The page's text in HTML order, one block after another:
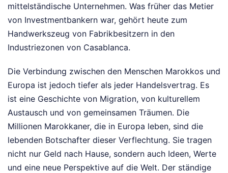
mittelständische Unternehmen. Was früher das Metier
von Investmentbankern war, gehört heute zum
Handwerkszeug von Fabrikbesitzern in den
Industriezonen von Casablanca.
Die Verbindung zwischen den Menschen Marokkos und
Europa ist jedoch tiefer als jeder Handelsvertrag. Es
ist eine Geschichte von Migration, von kulturellem
Austausch und von gemeinsamen Träumen. Die
Millionen Marokkaner, die in Europa leben, sind die
lebenden Botschafter dieser Verflechtung. Sie tragen
nicht nur Geld nach Hause, sondern auch Ideen, Werte
und eine neue Perspektive auf die Welt. Der ständige